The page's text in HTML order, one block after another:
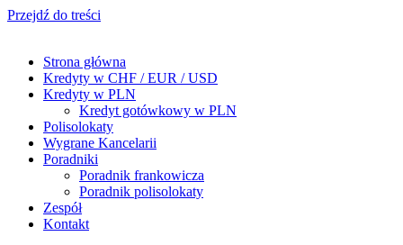
Przejdź do treści
Strona główna
Kredyty w CHF / EUR / USD
Kredyty w PLN
Kredyt gotówkowy w PLN
Polisolokaty
Wygrane Kancelarii
Poradniki
Poradnik frankowicza
Poradnik polisolokaty
Zespół
Kontakt